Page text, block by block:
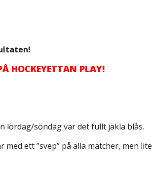
HOCKEYETTAN PLAY!
lördag/söndag var det fullt jäkla blås.
ett ”svep” på alla matcher, men lite